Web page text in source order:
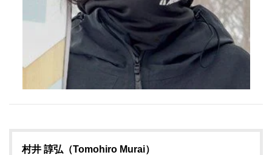
村井 諄弘（Tomohiro Murai）